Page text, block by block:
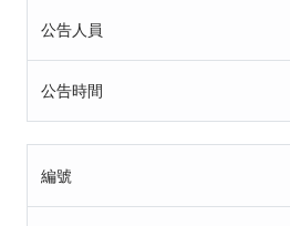
公告人員
公告時間
編號